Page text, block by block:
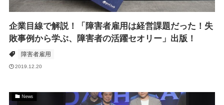
企業目線で解説！「障害者雇用は経営課題だった！失
敗事例から学ぶ、障害者の活躍セオリー」出版！
障害者雇用
2019.12.20
News